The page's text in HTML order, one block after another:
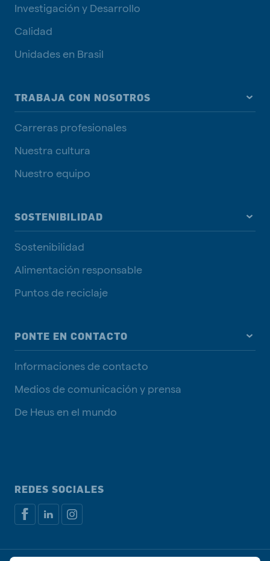
Investigación y Desarrollo
Calidad
Unidades en Brasil
TRABAJA CON NOSOTROS
Carreras profesionales
Nuestra cultura
Nuestro equipo
SOSTENIBILIDAD
Sostenibilidad
Alimentación responsable
Puntos de reciclaje
PONTE EN CONTACTO
Informaciones de contacto
Medios de comunicación y prensa
De Heus en el mundo
REDES SOCIALES